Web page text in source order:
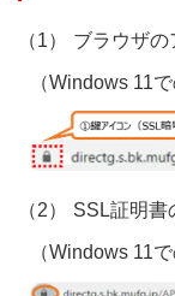
ブラウザ
（Windows 11
SSL証明書
（Windows 11